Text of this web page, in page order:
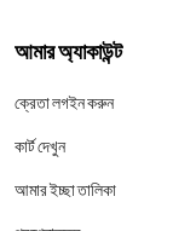
আমার অ্যাকাউন্ট
ক্রেতা লগইন করুন
কার্ট দেখুন
আমার ইচ্ছা তালিকা